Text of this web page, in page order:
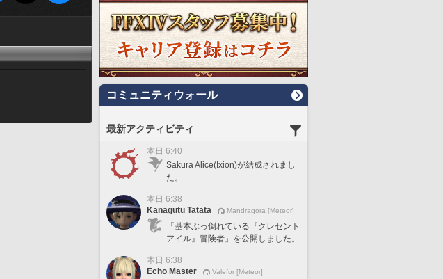
コミュニティウォール
最新アクティビティ
本日 6:40
Sakura Alice(Ixion)が結成されまし
た。
本日 6:38
Kanagutu Tatata
Mandragora [Meteor]
「基本ぶっ倒れている『クレセント
アイル』冒険者」を公開しました。
本日 6:38
Echo Master
Valefor [Meteor]